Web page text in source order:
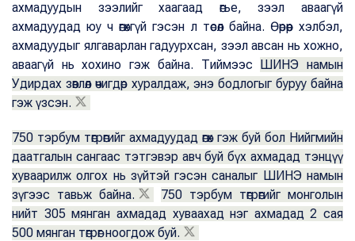
ахмадуудын зээлийг хаагаад өгье, зээл аваагүй
ахмадуудад юу ч өгөхгүй гэсэн л төсөл байна. Өөрөөр хэлбэл,
ахмадуудыг ялгаварлан гадуурхсан, зээл авсан нь хожно,
аваагүй нь хохино гэж байна. Тиймээс ШИНЭ намын
Удирдах зөвлөл өчигдөр хуралдаж, энэ бодлогыг буруу байна
гэж үзсэн.
750 тэрбум төгрөгийг ахмадуудад өгөх гэж буй бол Нийгмийн
даатгалын сангаас тэтгэвэр авч буй бүх ахмадад тэнцүү
хуваарилж олгох нь зүйтэй гэсэн саналыг ШИНЭ намын
зүгээс тавьж байна.
750 тэрбум төгрөгийг монголын
нийт 305 мянган ахмадад хуваахад нэг ахмадад 2 сая
500 мянган төгрөг ноогдож буй.